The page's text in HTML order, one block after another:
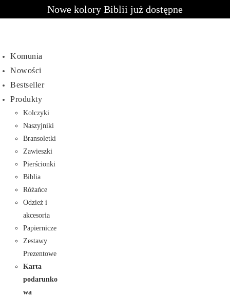
Nowe kolory Biblii już dostępne
Komunia
Nowości
Bestseller
Produkty
Kolczyki
Naszyjniki
Bransoletki
Zawieszki
Pierścionki
Biblia
Różańce
Odzież i
akcesoria
Papiernicze
Zestawy
Prezentowe
Karta
podarunko
wa